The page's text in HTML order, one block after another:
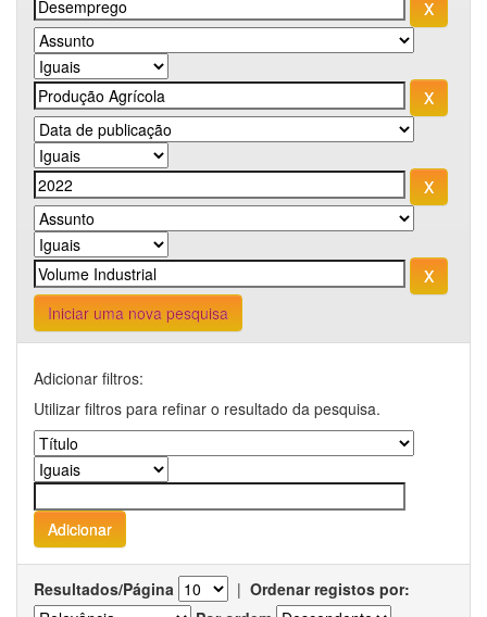
Iniciar uma nova pesquisa
Adicionar filtros:
Utilizar filtros para refinar o resultado da pesquisa.
Resultados/Página | Ordenar registos por: